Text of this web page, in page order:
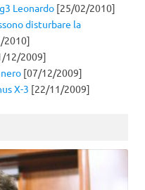
Leonardo [25/02/2010]
disturbare la
2010]
12/2009]
[07/12/2009]
X-3 [22/11/2009]